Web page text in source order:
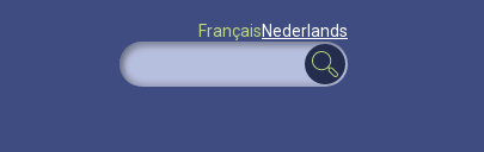
FrançaisNederlands
Rechercher